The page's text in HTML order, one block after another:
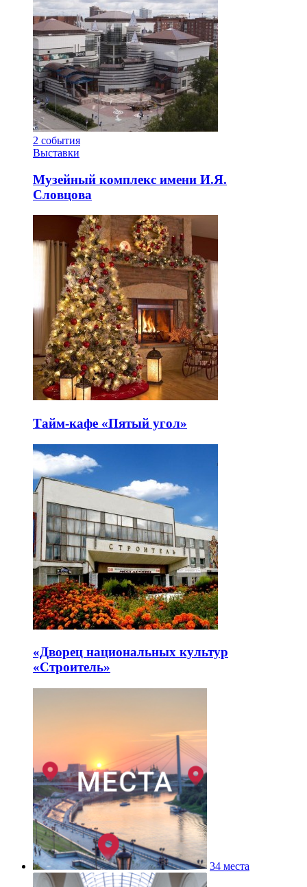
2 события
Выставки
Музейный комплекс имени И.Я.
Словцова
Тайм-кафе «Пятый угол»
«Дворец национальных культур
«Строитель»
34 места